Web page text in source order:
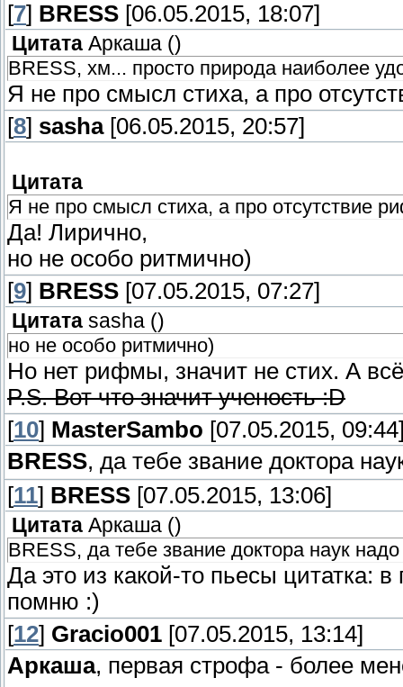
[7] BRESS [06.05.2015, 18:07]
Цитата Аркаша ()
BRESS, хм... просто природа наиболее
Я не про смысл стиха, а про
[8] sasha[06.05.2015, 20:57]
Цитата
Я не про смысл стиха, а про отсутствие
Да! Лирично,
но не особо ритмично)
[9] BRESS [07.05.2015, 07:27]
Цитата sasha ()
но не особо ритмично)
Но нет рифмы, значит не стих. А
P.S. Вот что значит ученость :D
[10] MasterSambo [07.05.2015,
BRESS, да тебе звание доктора
[11] BRESS [07.05.2015, 13:06]
Цитата Аркаша ()
BRESS, да тебе звание доктора наук
Да это из какой-то пьесы цитатка:
помню :)
[12] Gracio001 [07.05.2015, 13:14]
Аркаша, первая строфа - более